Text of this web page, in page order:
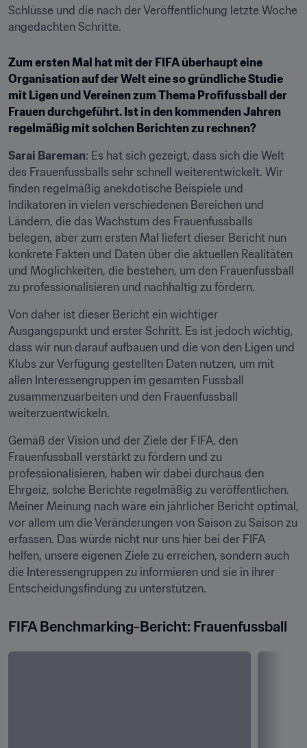
Schlüsse und die nach der Veröffentlichung letzte Woche
angedachten Schritte.
Zum ersten Mal hat mit der FIFA überhaupt eine
Organisation auf der Welt eine so gründliche Studie
mit Ligen und Vereinen zum Thema Profifussball der
Frauen durchgeführt. Ist in den kommenden Jahren
regelmäßig mit solchen Berichten zu rechnen?
Sarai Bareman: Es hat sich gezeigt, dass sich die Welt
des Frauenfussballs sehr schnell weiterentwickelt. Wir
finden regelmäßig anekdotische Beispiele und
Indikatoren in vielen verschiedenen Bereichen und
Ländern, die das Wachstum des Frauenfussballs
belegen, aber zum ersten Mal liefert dieser Bericht nun
konkrete Fakten und Daten über die aktuellen Realitäten
und Möglichkeiten, die bestehen, um den Frauenfussball
zu professionalisieren und nachhaltig zu fördern.
Von daher ist dieser Bericht ein wichtiger
Ausgangspunkt und erster Schritt. Es ist jedoch wichtig,
dass wir nun darauf aufbauen und die von den Ligen und
Klubs zur Verfügung gestellten Daten nutzen, um mit
allen Interessengruppen im gesamten Fussball
zusammenzuarbeiten und den Frauenfussball
weiterzuentwickeln.
Gemäß der Vision und der Ziele der FIFA, den
Frauenfussball verstärkt zu fördern und zu
professionalisieren, haben wir dabei durchaus den
Ehrgeiz, solche Berichte regelmäßig zu veröffentlichen.
Meiner Meinung nach wäre ein jährlicher Bericht optimal,
vor allem um die Veränderungen von Saison zu Saison zu
erfassen. Das würde nicht nur uns hier bei der FIFA
helfen, unsere eigenen Ziele zu erreichen, sondern auch
die Interessengruppen zu informieren und sie in ihrer
Entscheidungsfindung zu unterstützen.
FIFA Benchmarking-Bericht: Frauenfussball